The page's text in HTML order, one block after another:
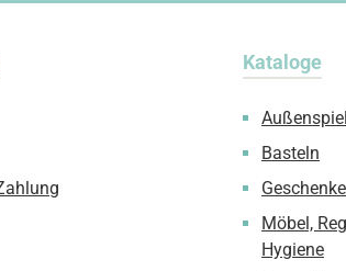
Kataloge
Basteln
Möbel,
Hygiene